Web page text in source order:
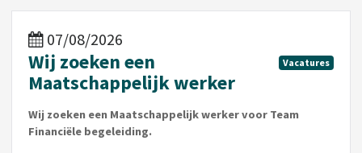
07/08/2026
Vacatures
Wij zoeken een
Maatschappelijk werker
Wij zoeken een Maatschappelijk werker voor Team
Financiële begeleiding.